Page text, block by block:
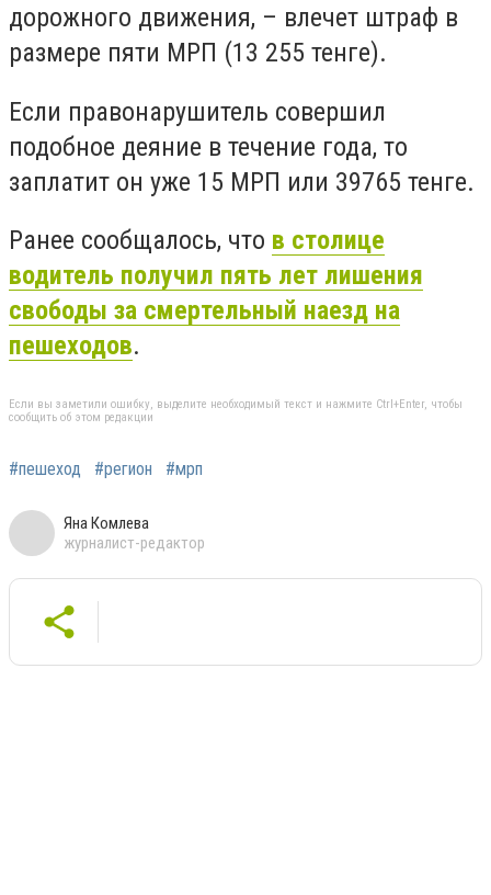
дорожного движения, – влечет штраф в
размере пяти МРП (13 255 тенге).
Если правонарушитель совершил
подобное деяние в течение года, то
заплатит он уже 15 МРП или 39765 тенге.
Ранее сообщалось, что в столице
водитель получил пять лет лишения
свободы за смертельный наезд на
пешеходов.
Если вы заметили ошибку, выделите необходимый текст и нажмите Ctrl+Enter, чтобы
сообщить об этом редакции
#пешеход #регион #мрп
Яна Комлева
журналист-редактор